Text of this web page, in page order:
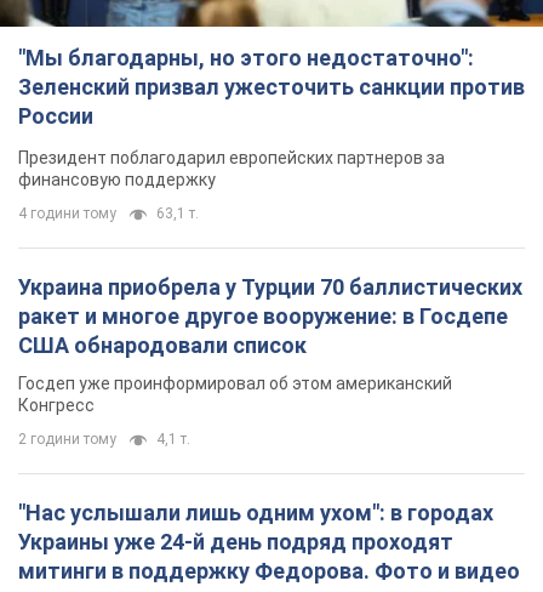
"Мы благодарны, но этого недостаточно":
Зеленский призвал ужесточить санкции против
России
Президент поблагодарил европейских партнеров за
финансовую поддержку
4 години тому 63,1 т.
Украина приобрела у Турции 70 баллистических
ракет и многое другое вооружение: в Госдепе
США обнародовали список
Госдеп уже проинформировал об этом американский
Конгресс
2 години тому 4,1 т.
"Нас услышали лишь одним ухом": в городах
Украины уже 24-й день подряд проходят
митинги в поддержку Федорова. Фото и видео